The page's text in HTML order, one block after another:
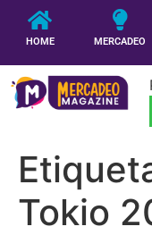
HOME MERCADEO
Tokio